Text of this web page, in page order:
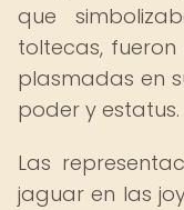
que
toltecas,
plasmadas en
poder y estatus.
Las
jaguar en las